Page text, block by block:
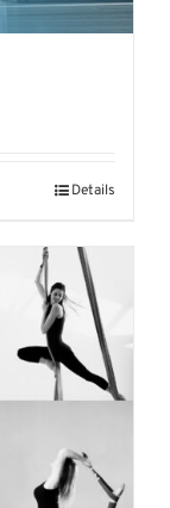
Details